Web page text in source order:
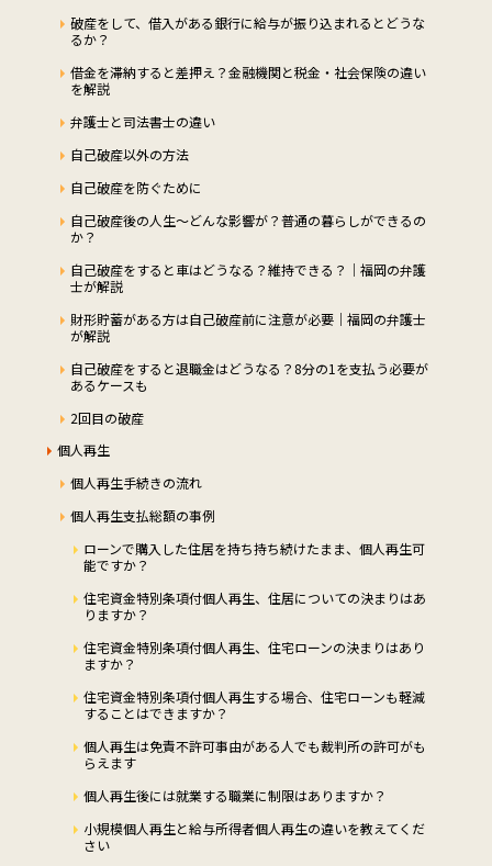
破産をして、借入がある銀行に給与が振り込まれるとどうな
るか？
借金を滞納すると差押え？金融機関と税金・社会保険の違い
を解説
弁護士と司法書士の違い
自己破産以外の方法
自己破産を防ぐために
自己破産後の人生～どんな影響が？普通の暮らしができるの
か？
自己破産をすると車はどうなる？維持できる？｜福岡の弁護
士が解説
財形貯蓄がある方は自己破産前に注意が必要｜福岡の弁護士
が解説
自己破産をすると退職金はどうなる？8分の1を支払う必要が
あるケースも
2回目の破産
個人再生
個人再生手続きの流れ
個人再生支払総額の事例
ローンで購入した住居を持ち持ち続けたまま、個人再生可
能ですか？
住宅資金特別条項付個人再生、住居についての決まりはあ
りますか？
住宅資金特別条項付個人再生、住宅ローンの決まりはあり
ますか？
住宅資金特別条項付個人再生する場合、住宅ローンも軽減
することはできますか？
個人再生は免責不許可事由がある人でも裁判所の許可がも
らえます
個人再生後には就業する職業に制限はありますか？
小規模個人再生と給与所得者個人再生の違いを教えてくだ
さい